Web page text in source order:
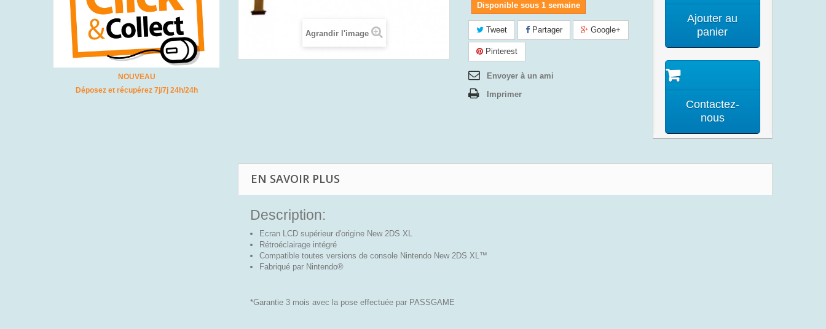
NOUVEAU
Déposez et récupérez 7j/7j 24h/24h
Agrandir l'image
Disponible sous 1 semaine
Tweet Partager Google+
Pinterest
Envoyer à un ami
Imprimer
Ajouter au
panier
Contactez-
nous
EN SAVOIR PLUS
Description:
Ecran LCD supérieur d'origine New 2DS XL
Rétroéclairage intégré
Compatible toutes versions de console Nintendo New 2DS XL™
Fabriqué par Nintendo®
*Garantie 3 mois avec la pose effectuée par PASSGAME